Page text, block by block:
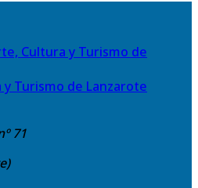
Turismo de Lanzarote
71